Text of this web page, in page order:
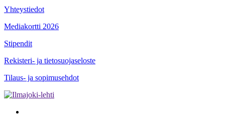
Yhteystiedot
Mediakortti 2026
Stipendit
Rekisteri- ja tietosuojaseloste
Tilaus- ja sopimusehdot